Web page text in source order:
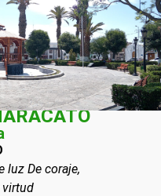
luz De coraje,
virtud